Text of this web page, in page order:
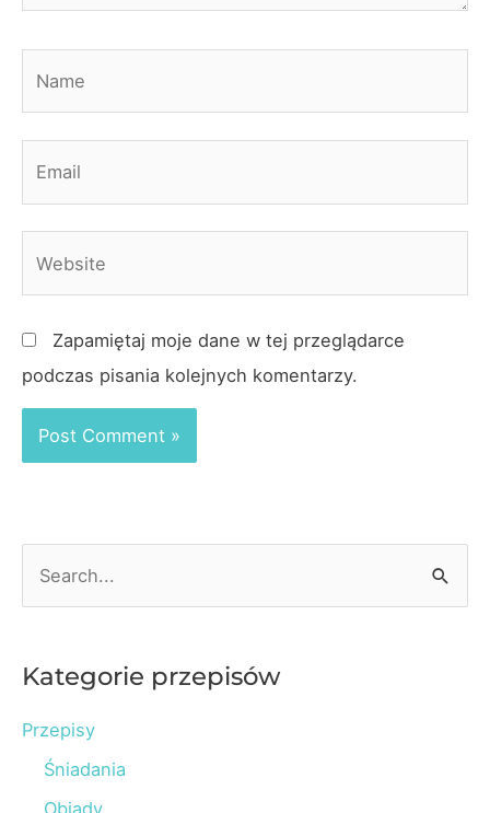
Zapamiętaj moje dane w tej przeglądarce
podczas pisania kolejnych komentarzy.
r
h
Kategorie przepisów
Przepisy
Śniadania